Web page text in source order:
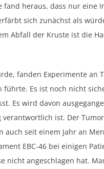
fand heraus, dass nur eine
sich zunächst als
Abfall der Kruste ist die
fanden Experimente an
führte. Es ist noch nicht
Es wird davon
ist. Der
seit einem Jahr an
EBC-46 bei einigen
nicht angeschlagen hat.